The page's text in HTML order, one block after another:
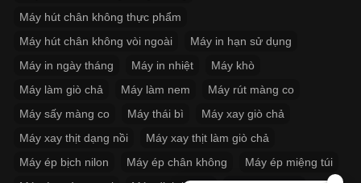
Máy hút chân không thực phẩm
Máy hút chân không vòi ngoài
Máy in hạn sử dụng
Máy in ngày tháng
Máy in nhiệt
Máy khò
Máy làm giò chả
Máy làm nem
Máy rút màng co
Máy sấy màng co
Máy thái bì
Máy xay giò chả
Máy xay thịt dạng nồi
Máy xay thịt làm giò chả
Máy ép bịch nilon
Máy ép chân không
Máy ép miệng túi